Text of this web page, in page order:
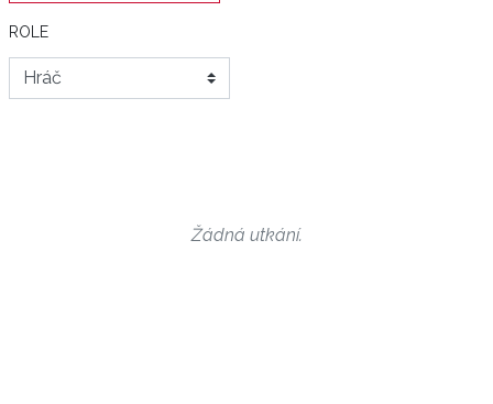
ROLE
Žádná utkání.